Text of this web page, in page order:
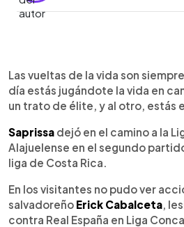
► Escuchar artículo
Las vueltas de la vida son
día estás jugándote la vida en
un trato de élite, y al otro, estás
Saprissa dejó en el camino a la
Alajuelense en el segundo
liga de Costa Rica.
En los visitantes no pudo ver
salvadoreño Erick Cabalceta,
contra Real España en Liga